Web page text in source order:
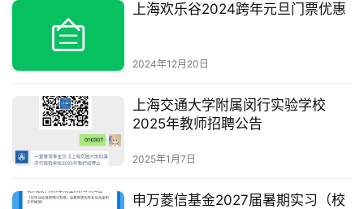
上海欢乐谷2024跨年元旦门票优惠
2024年12月20日
上海交通大学附属闵行实验学校
2025年教师招聘公告
2025年1月7日
申万菱信基金2027届暑期实习（校